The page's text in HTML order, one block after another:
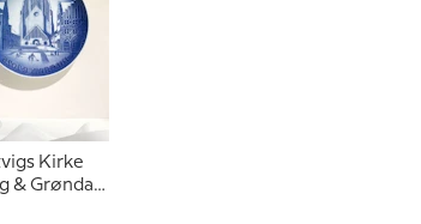
Kirke
& Grøndahl